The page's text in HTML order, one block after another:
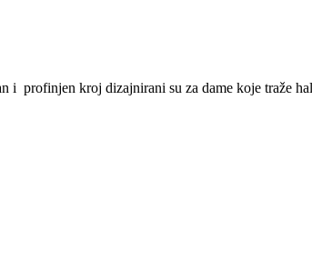
profinjen kroj dizajnirani su za dame koje traže